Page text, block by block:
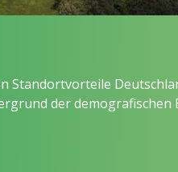
der demografischen